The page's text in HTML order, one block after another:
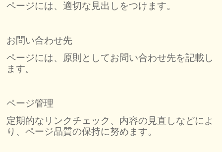
ページには、適切な見出しをつけます。
お問い合わせ先
ページには、原則としてお問い合わせ先を記載し
ます。
ページ管理
定期的なリンクチェック、内容の見直しなどによ
り、ページ品質の保持に努めます。